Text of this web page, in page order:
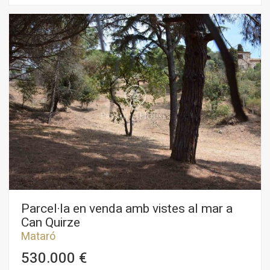
totalment reformat mantenint elements originals de l'època.
Entrant ens trobem un gran rebedor, a mà dreta una bonica i
lluminosa oficina. En aquesta primera planta hi ha la zona de
nit, tres dormitoris i un bany comunicat amb la suite principal,
amb vestidor. La planta baixa molt lluminosa i de grans
dimensions consta de gran saló-menjador amb cuina oberta,
celler i lavabo de cortesia. Sortim al jardí, distribuït en diversos
nivells, amb terreny per fer volar la imaginació, on a més tenim
dues construccions annexes polivalents, arbres fruiters i fins i
tot una zona per a un cavall ... ¡Destaca de la propietat les
precioses vistes frontals al mar! Es troba a cinc minuts de
l'autopista, centre comercial i a vuit minuts del centre de la vila
i de la platja.
Parcel·la en venda amb vistes al mar a
Can Quirze
Mataró
530.000 €